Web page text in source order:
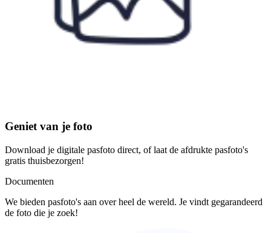
Geniet van je foto
Download je digitale pasfoto direct, of laat de afdrukte pasfoto's
gratis thuisbezorgen!
Documenten
We bieden pasfoto's aan over heel de wereld. Je vindt gegarandeerd
de foto die je zoek!